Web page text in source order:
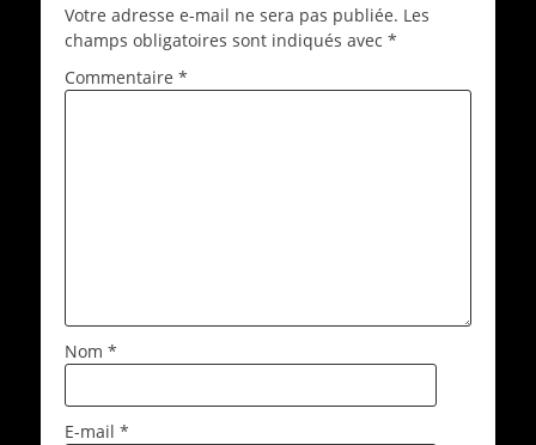
Votre adresse e-mail ne sera pas publiée. Les
champs obligatoires sont indiqués avec *
Commentaire *
Nom *
E-mail *